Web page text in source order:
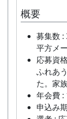
稲刈りの日
する棚田コ
毎年曲を創
夏のイメー
水田に降り
岩座神
～
京
唯
岩座神
家族
京
京
凌
概要
募集数 :
平方メ
応募資
ふれあ
た。家
年会費 :
申込み